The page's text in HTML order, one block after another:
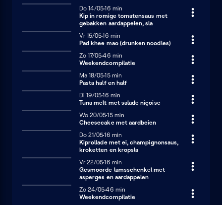
Donderdag 14 mei
Do 14/0516 minuten
16 min
Kip in romige tomatensaus met
gebakken aardappelen, sla
Vrijdag 15 mei
Vr 15/0516 minuten
16 min
Pad khee mao (drunken noodles)
Zondag 17 mei
Zo 17/0546 minuten
46 min
Weekendcompilatie
Maandag 18 mei
Ma 18/0515 minuten
15 min
Pasta half en half
Dinsdag 19 mei
Di 19/0516 minuten
16 min
Tuna melt met salade niçoise
Woensdag 20 mei
Wo 20/0515 minuten
15 min
Cheesecake met aardbeien
Donderdag 21 mei
Do 21/0516 minuten
16 min
Kiprollade met ei, champignonsaus,
kroketten en kropsla
Vrijdag 22 mei
Vr 22/0516 minuten
16 min
Gesmoorde lamsschenkel met
asperges en aardappelen
Zondag 24 mei
Zo 24/0546 minuten
46 min
Weekendcompilatie